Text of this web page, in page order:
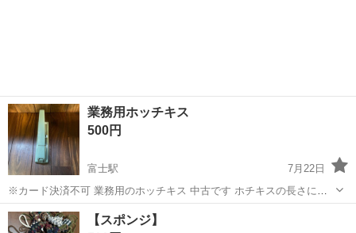
業務用ホッチキス
500円
富士駅
7月22日
※カード決済不可 業務用のホッチキス 中古です ホチキスの長さによ
って最大７５枚まで止めれます ※PPC用紙64g/m2(55kg)を綴じた場合
の最大枚数の目安です。紙種や綴じ方によって、綴じられる枚数が少
静岡 富士市 富士駅 その他
【スポンジ】